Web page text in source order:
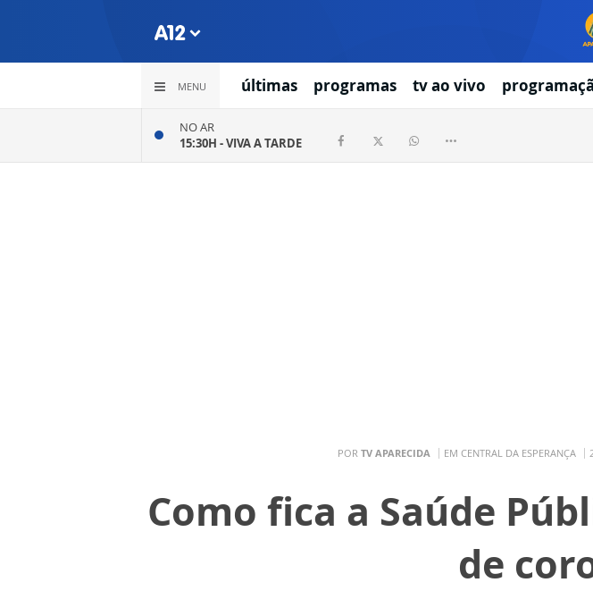
MENU últimas programas tv ao vivo
NO AR
15:30H -VIVA A TARDE
POR TV APARECIDA EM CENTRAL DA ESPERANÇA
Como fica a Saúde
de